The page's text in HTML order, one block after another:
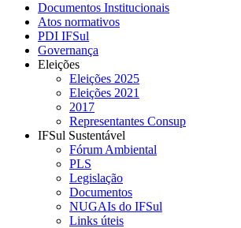
Documentos Institucionais
Atos normativos
PDI IFSul
Governança
Eleições
Eleições 2025
Eleições 2021
2017
Representantes Consup
IFSul Sustentável
Fórum Ambiental
PLS
Legislação
Documentos
NUGAIs do IFSul
Links úteis